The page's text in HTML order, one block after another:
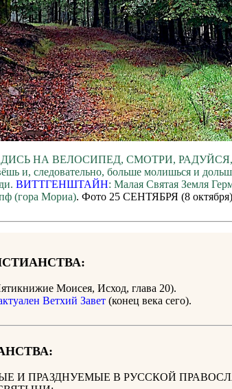
НА ВЕЛОСИПЕД, СМОТРИ,
и, следовательно, больше молишься и
ВИТТГЕНШТАЙН: Малая Святая Земля
(гора Мориа). Фото 25 СЕНТЯБРЯ (8
Моисея, Исход, глава 20).
Ветхий Завет (конец века сего).
И ПРАЗДНУЕМЫЕ В РУССКОЙ